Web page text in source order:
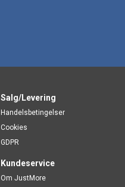
Salg/Levering
Handelsbetingelser
Cookies
GDPR
Kundeservice
Om JustMore